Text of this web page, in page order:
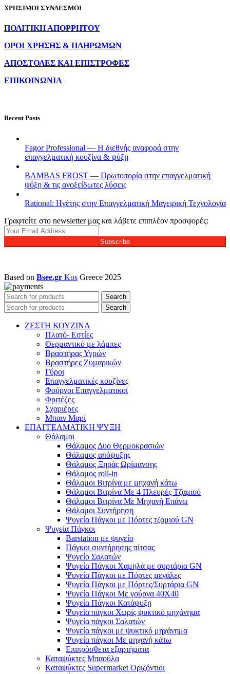
ΧΡΗΣΙΜΟΙ ΣΥΝΔΕΣΜΟΙ
ΠΟΛΙΤΙΚΗ ΑΠΟΡΡΗΤΟΥ
ΟΡΟΙ ΧΡΗΣΗΣ & ΠΛΗΡΩΜΩΝ
ΑΠΟΣΤΟΛΕΣ ΚΑΙ ΕΠΙΣΤΡΟΦΕΣ
ΕΠΙΚΟΙΝΩΝΙΑ
Recent Posts
Fagor Professional — Η διεθνής αναφορά στην
επαγγελματική κουζίνα & ψύξη
BAMBAS FROST — Πρωτοπορία στην επαγγελματική
ψύξη & τις ανοξείδωτες λύσεις
Rational: Ηγέτης στην Επαγγελματική Μαγειρική Τεχνολογία
Γραφτείτε στο newsletter μας και λάβετε επιπλέον προσφορές:
Subscribe
Based on Bsee.gr Kos Greece 2025
Search
Search
ΖΕΣΤΗ ΚΟΥΖΙΝΑ
Πλατό- Εστίες
Θερμαντικό με λάμπες
Βραστήρας Υγρών
Βραστήρες Ζυμαρικών
Γύροι
Επαγγελματικές κουζίνες
Φούρνοι Επαγγελματικοί
Φριτέζες
Σχαριέρες
Μπαιν Μαρί
ΕΠΑΓΓΕΛΜΑΤΙΚΗ ΨΥΞΗ
Θάλαμοι
Θάλαμος Δυο Θερμοκρασιών
Θάλαμος απόψυξης
Θάλαμος Ξηράς Ωρίμανσης
Θάλαμος roll-in
Θάλαμοι Βιτρίνα με μηχανή κάτω
Θάλαμοι Βιτρίνα Με 4 Πλευρές Τζαμιού
Θάλαμοι Βιτρίνα Με Μηχανή Επάνω
Θάλαμοι Συντήρηση
Ψυγεία Πάγκοι με Πόρτες τζαμιού GN
Ψυγεία Πάγκοι
Barstation με ψυγείο
Πάγκοι συντήρησης πίτσας
Ψυγείο Σαλατών
Ψυγεία Πάγκοι Χαμηλά με συρτάρια GN
Ψυγεία Πάγκοι με Πόρτες μεγάλες
Ψυγεία Πάγκοι με Πόρτες/Συρτάρια GN
Ψυγεία Πάγκοι Με γούρνα 40Χ40
Ψυγεία Πάγκοι Κατάψυξη
Ψυγεία πάγκοι Χωρίς ψυκτικό μηχάνημα
Ψυγεία πάγκοι Σαλατών
Ψυγεία πάγκοι με ψυκτικό μηχάνημα
Ψυγεία πάγκοι Με μηχανή κάτω
Επιπρόσθετα εξαρτήματα
Καταψύκτες Μπαούλα
Καταψύκτες Supermarket Οριζόντιοι